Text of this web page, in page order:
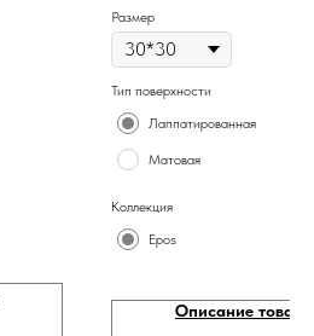
Размер
Тип поверхности
Лаппатированная
Матовая
Коллекция
Epos
Описание товара